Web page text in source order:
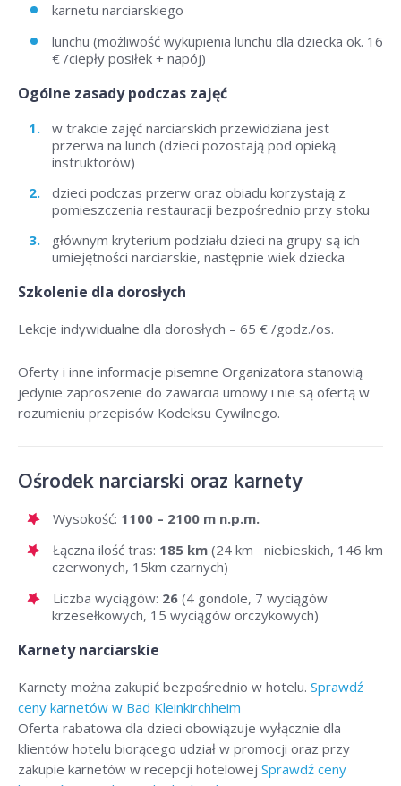
karnetu narciarskiego
lunchu (możliwość wykupienia lunchu dla dziecka ok. 16
€ /ciepły posiłek + napój)
Ogólne zasady podczas zajęć
w trakcie zajęć narciarskich przewidziana jest
przerwa na lunch (dzieci pozostają pod opieką
instruktorów)
dzieci podczas przerw oraz obiadu korzystają z
pomieszczenia restauracji bezpośrednio przy stoku
głównym kryterium podziału dzieci na grupy są ich
umiejętności narciarskie, następnie wiek dziecka
Szkolenie dla dorosłych
Lekcje indywidualne dla dorosłych – 65 € /godz./os.
Oferty i inne informacje pisemne Organizatora stanowią
jedynie zaproszenie do zawarcia umowy i nie są ofertą w
rozumieniu przepisów Kodeksu Cywilnego.
Ośrodek narciarski oraz karnety
Wysokość: 1100 – 2100 m n.p.m.
Łączna ilość tras: 185 km (24 km niebieskich, 146 km
czerwonych, 15km czarnych)
Liczba wyciągów: 26 (4 gondole, 7 wyciągów
krzesełkowych, 15 wyciągów orczykowych)
Karnety narciarskie
Karnety można zakupić bezpośrednio w hotelu. Sprawdź
ceny karnetów w Bad Kleinkirchheim
Oferta rabatowa dla dzieci obowiązuje wyłącznie dla
klientów hotelu biorącego udział w promocji oraz przy
zakupie karnetów w recepcji hotelowej Sprawdź ceny